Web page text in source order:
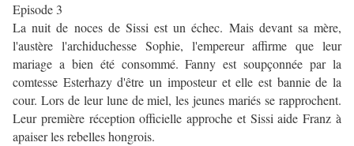
Episode 3
La nuit de noces de Sissi est un échec. Mais devant sa mère,
l'austère l'archiduchesse Sophie, l'empereur affirme que leur
mariage a bien été consommé. Fanny est soupçonnée par la
comtesse Esterhazy d'être un imposteur et elle est bannie de la
cour. Lors de leur lune de miel, les jeunes mariés se rapprochent.
Leur première réception officielle approche et Sissi aide Franz à
apaiser les rebelles hongrois.